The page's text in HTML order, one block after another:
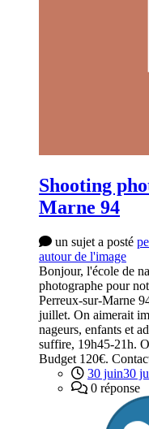
Shooting
Marne 94
un sujet a posté
autour de l'image
Bonjour, l'école de
photographe pour
Perreux-sur-Marne
juillet. On aimerait
nageurs, enfants et
suffire, 19h45-21h.
Budget 120€.
30 juin30
0 réponse